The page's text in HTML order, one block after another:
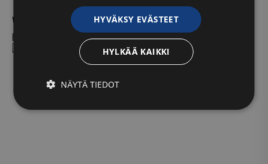
Ville-Markus Aho
Fysioterapeutti, urheiluhieroja
HYVÄKSY EVÄSTEET
HYLKÄÄ KAIKKI
NÄYTÄ TIEDOT
Ehdottomasti
Suorituskyvylliset